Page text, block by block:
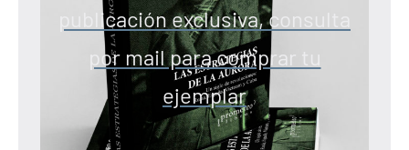
publicación exclusiva, consulta
por mail para comprar tu
ejemplar